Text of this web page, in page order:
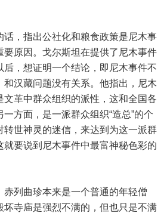
话，指出公社化和粮食政策是尼木事
要原因。戈尔斯坦在提供了尼木事件
后，想证明一个结论，即尼木事件不
和汉藏问题没有关系。他指出，尼木
文革中群众组织的派性，这和全国各
方面，是一派群众组织“造总”的个
转世神灵的迷信，来达到为这一派群
就要说到尼木事件中最富神秘色彩的
赤列曲珍本来是一个普通的年轻僧
坏寺庙是强烈不满的，但也只是不满